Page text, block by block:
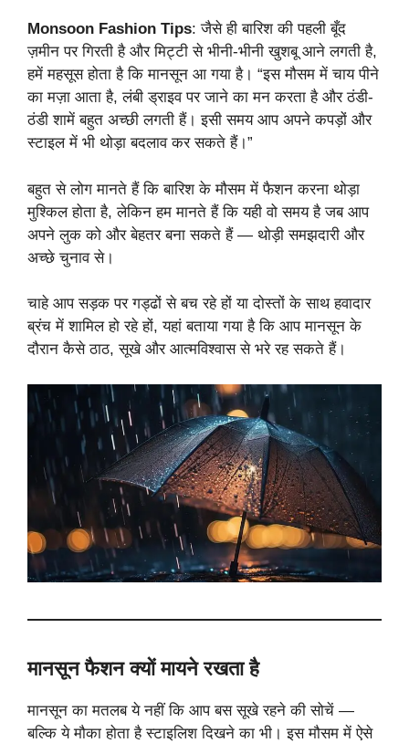
Monsoon Fashion Tips: जैसे ही बारिश की पहली बूँद
ज़मीन पर गिरती है और मिट्टी से भीनी-भीनी खुशबू आने लगती है,
हमें महसूस होता है कि मानसून आ गया है। “इस मौसम में चाय पीने
का मज़ा आता है, लंबी ड्राइव पर जाने का मन करता है और ठंडी-
ठंडी शामें बहुत अच्छी लगती हैं। इसी समय आप अपने कपड़ों और
स्टाइल में भी थोड़ा बदलाव कर सकते हैं।”
बहुत से लोग मानते हैं कि बारिश के मौसम में फैशन करना थोड़ा
मुश्किल होता है, लेकिन हम मानते हैं कि यही वो समय है जब आप
अपने लुक को और बेहतर बना सकते हैं — थोड़ी समझदारी और
अच्छे चुनाव से।
चाहे आप सड़क पर गड्ढों से बच रहे हों या दोस्तों के साथ हवादार
ब्रंच में शामिल हो रहे हों, यहां बताया गया है कि आप मानसून के
दौरान कैसे ठाठ, सूखे और आत्मविश्वास से भरे रह सकते हैं।
मानसून फैशन क्यों मायने रखता है
मानसून का मतलब ये नहीं कि आप बस सूखे रहने की सोचें —
बल्कि ये मौका होता है स्टाइलिश दिखने का भी। इस मौसम में ऐसे